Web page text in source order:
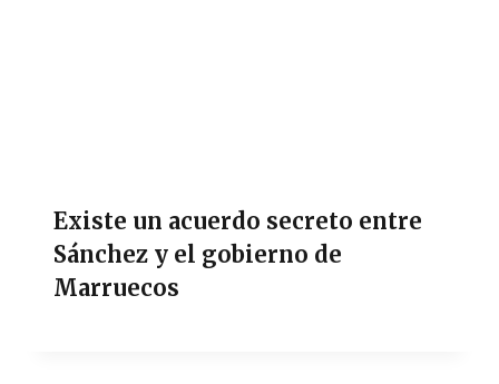
Existe un acuerdo secreto entre
Sánchez y el gobierno de
Marruecos